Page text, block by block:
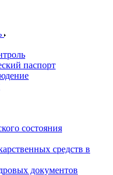
паспорт
состояния
средств в
документов